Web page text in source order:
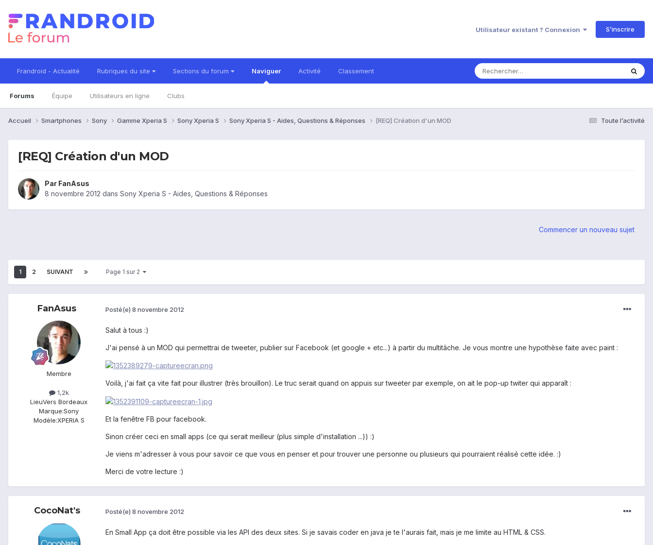
Utilisateur existant ? Connexion S’inscrire
Frandroid - Actualité Rubriques du site Sections du forum Naviguer
Forums Équipe Utilisateurs en ligne Clubs
Activité Classement
Toute l’activité
Accueil Smartphones Sony Gamme Xperia S Sony Xperia S Sony Xperia S - Aides, Questions & Réponses [REQ] Création d'un MOD
[REQ] Création d'un MOD
Par FanAsus
8 novembre 2012 dans Sony Xperia S - Aides, Questions & Réponses
Commencer un nouveau sujet
1 2 SUIVANT Page 1 sur 2
FanAsus
Membre
1,2k
LieuVers Bordeaux
Marque:Sony
Modèle:XPERIA S
Posté(e) 8 novembre 2012
Salut à tous :)
J'ai pensé à un MOD qui permettrai de tweeter, publier sur Facebook (et google + etc...) à partir du multitâche. Je vous montre une hypothèse faite avec paint :
Voilà, j'ai fait ça vite fait pour illustrer (très brouillon). Le truc serait quand on appuis sur tweeter par exemple, on ait le pop-up twiter qui apparaît :
Et la fenêtre FB pour facebook.
Sinon créer ceci en small apps (ce qui serait meilleur (plus simple d'installation ...)) :)
Je viens m'adresser à vous pour savoir ce que vous en penser et pour trouver une personne ou plusieurs qui pourraient réalisé cette idée. :)
Merci de votre lecture :)
CocoNat's Posté(e) 8 novembre 2012
En Small App ça doit être possible via les API des deux sites. Si je savais coder en java je te l'aurais fait, mais je me limite au HTML & CSS.